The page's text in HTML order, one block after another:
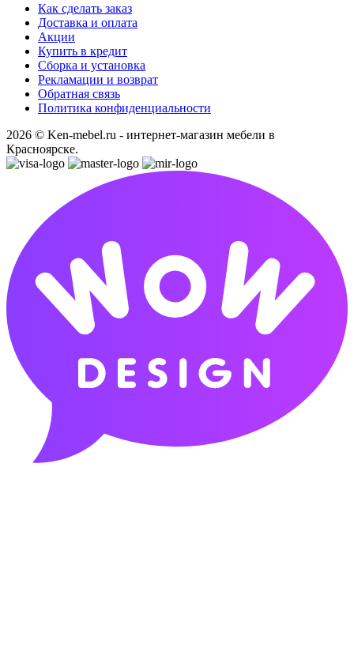
Как сделать заказ
Доставка и оплата
Акции
Купить в кредит
Сборка и установка
Рекламации и возврат
Обратная связь
Политика конфиденциальности
2026 © Ken-mebel.ru - интернет-магазин мебели в
Красноярске.